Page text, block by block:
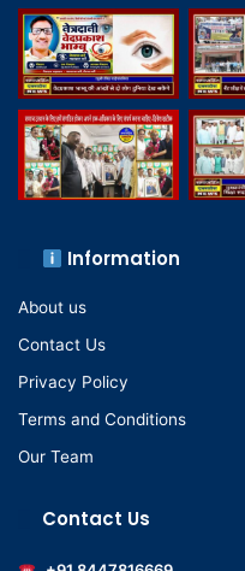
Information
About us
Contact Us
Privacy Policy
Terms and Conditions
Our Team
Contact Us